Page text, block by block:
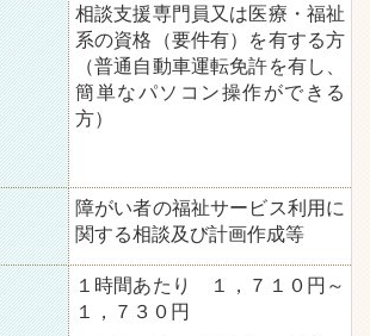
相談支援専門員又は医療・福祉
系の資格（要件有）を有する方
（普通自動車運転免許を有し、
簡単なパソコン操作ができる
方）
障がい者の福祉サービス利用に
関する相談及び計画作成等
１時間あたり １，７１０円～
１，７３０円